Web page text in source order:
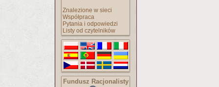
Znalezione w sieci
Współpraca
Pytania i odpowiedzi
Listy od czytelników
Fundusz Racjonalisty